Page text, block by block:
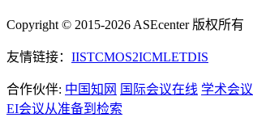
Copyright © 2015-2026 ASEcenter 版权所有
友情链接： IISTCMOS2ICMLETDIS
合作伙伴: 中国知网 国际会议在线 学术会议
EI会议从准备到检索